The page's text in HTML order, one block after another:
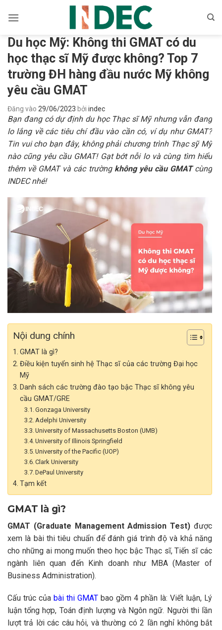
qua
dungDu học Mỹ: Không thi GMAT có du
học thạc sĩ Mỹ được không? Top 7
trường ĐH hàng đầu nước Mỹ không
yêu cầu GMAT
Đăng vào 29/06/2023 bởi indec
Bạn đang có dự định du học Thạc sĩ Mỹ nhưng vẫn đang
lo lắng về các tiêu chí đầu vào cần có, ví dụ như GMAT?
Tin vui cho bạn đây, không phải chương trình Thạc sỹ Mỹ
nào cũng yêu cầu GMAT! Gạt bớt nỗi lo và cùng tìm hiểu
thêm về GMAT và các trường không yêu cầu GMATcùng
INDEC nhé!
Nội dung chính
GMAT là gì?
Điều kiện tuyển sinh hệ Thạc sĩ của các trường Đại học
Mỹ
Danh sách các trường đào tạo bậc Thạc sĩ không yêu
cầu GMAT/GRE
Gonzaga University
Adelphi University
University of Massachusetts Boston (UMB)
University of Illinois Springfield
University of the Pacific (UOP)
Clark University
DePaul University
Tạm kết
GMAT là gì?
GMAT (Graduate Management Admission Test) được
xem là bài thi tiêu chuẩn để đánh giá trình độ và khả năng
cho những ai mong muốn theo học bậc Thạc sĩ, Tiến sĩ các
ngành liên quan đến Kinh doanh như MBA (Master of
Business Administration).
Cấu trúc của bài thi GMAT bao gồm 4 phần là: Viết luận, Lý
luận tổng hợp, Toán định lượng và Ngôn ngữ. Người thi lần
lượt trả lời các câu hỏi, và thường có 2 lần nghỉ không bắt